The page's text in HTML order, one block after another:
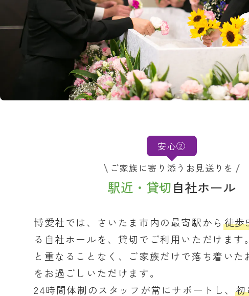
安心②
ご家族に寄り添うお見送りを
駅近・貸切自社ホール
博愛社では、さいたま市内の最寄駅から 徒歩
る自社ホールを、貸切でご利用いただけます
と重なることなく、ご家族だけで落ち着いた
をお過ごしいただけます。
24時間体制のスタッフが常にサポートし、